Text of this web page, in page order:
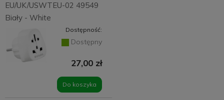
EU/UK/USWTEU-02 49549
Biały - White
Dostępność:
Dostępny
27,00 zł
Do koszyka